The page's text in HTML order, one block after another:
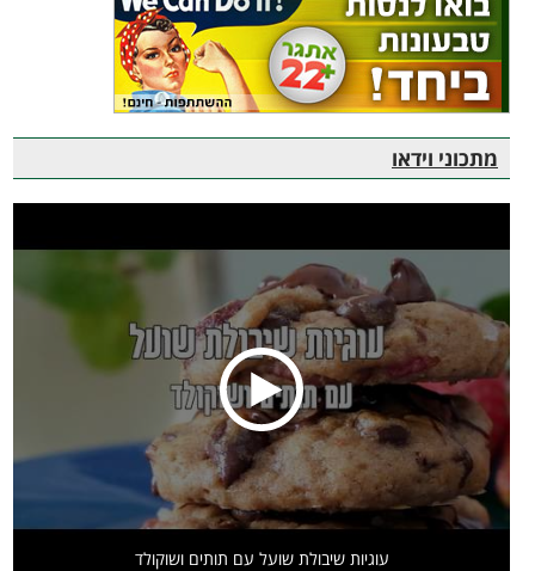
מתכוני וידאו
עוגיות שיבולת שועל עם תותים ושוקולד